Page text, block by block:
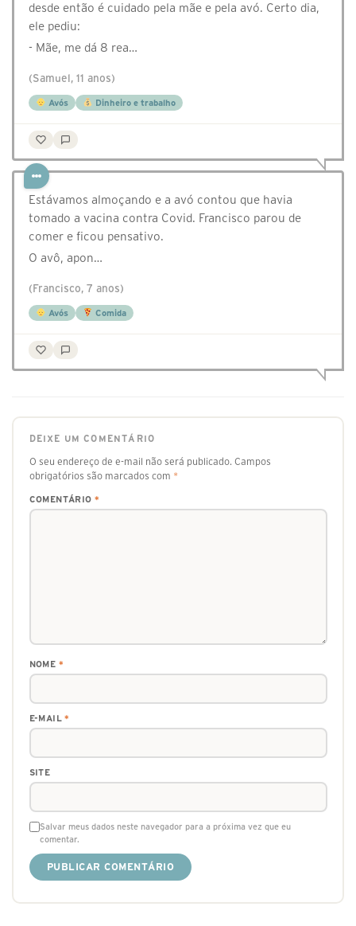
desde então é cuidado pela mãe e pela avó. Certo dia,
ele pediu:
- Mãe, me dá 8 rea…
(Samuel, 11 anos)
Avós Dinheiro e trabalho
Estávamos almoçando e a avó contou que havia
tomado a vacina contra Covid. Francisco parou de
comer e ficou pensativo.
O avô, apon…
(Francisco, 7 anos)
Avós Comida
DEIXE UM COMENTÁRIO
O seu endereço de e-mail não será publicado. Campos
obrigatórios são marcados com *
COMENTÁRIO *
NOME *
E-MAIL*
SITE
Salvar meus dados neste navegador para a próxima vez que eu
comentar.